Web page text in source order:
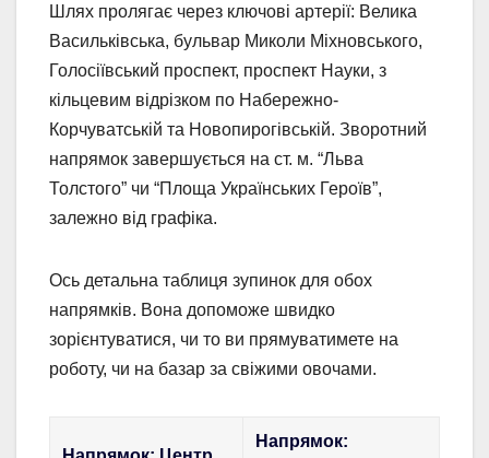
Шлях пролягає через ключові артерії: Велика
Васильківська, бульвар Миколи Міхновського,
Голосіївський проспект, проспект Науки, з
кільцевим відрізком по Набережно-
Корчуватській та Новопирогівській. Зворотний
напрямок завершується на ст. м. “Льва
Толстого” чи “Площа Українських Героїв”,
залежно від графіка.
Ось детальна таблиця зупинок для обох
напрямків. Вона допоможе швидко
зорієнтуватися, чи то ви прямуватимете на
роботу, чи на базар за свіжими овочами.
Напрямок: